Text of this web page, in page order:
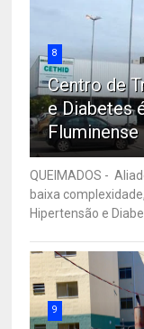
8
Centro de
e Diabetes
Fluminense
QUEIMADOS -
baixa
Hipertensão e
9